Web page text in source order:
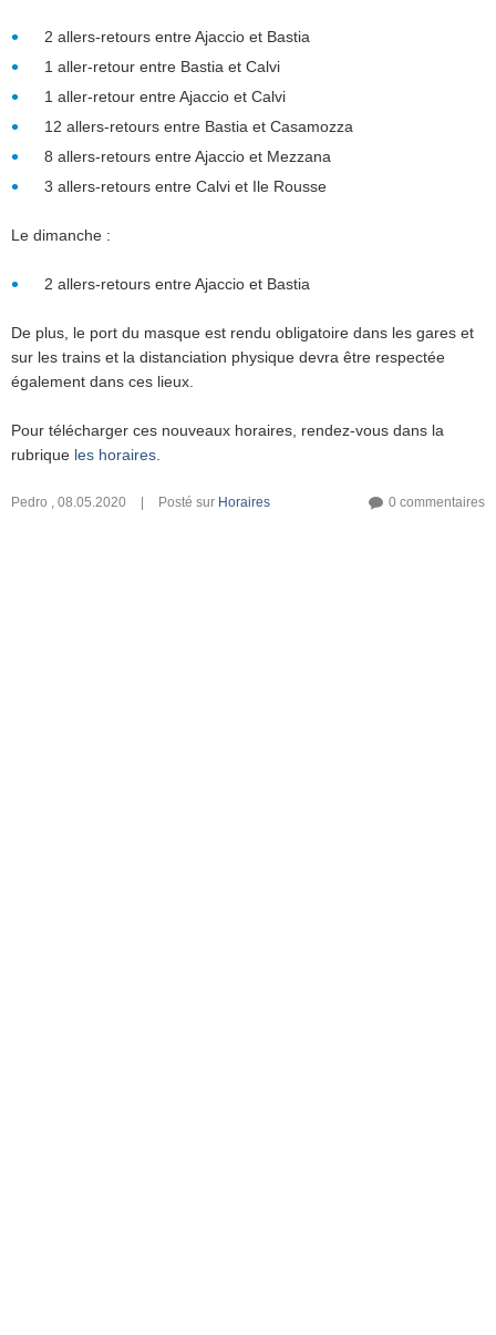
2 allers-retours entre Ajaccio et Bastia
1 aller-retour entre Bastia et Calvi
1 aller-retour entre Ajaccio et Calvi
12 allers-retours entre Bastia et Casamozza
8 allers-retours entre Ajaccio et Mezzana
3 allers-retours entre Calvi et Ile Rousse
Le dimanche :
2 allers-retours entre Ajaccio et Bastia
De plus, le port du masque est rendu obligatoire dans les gares et
sur les trains et la distanciation physique devra être respectée
également dans ces lieux.
Pour télécharger ces nouveaux horaires, rendez-vous dans la
rubrique les horaires
Pedro , 08.05.2020 Posté sur Horaires 0 commentaires